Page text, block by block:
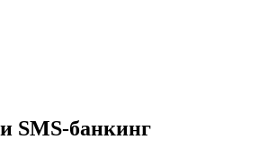
SMS-банкинг